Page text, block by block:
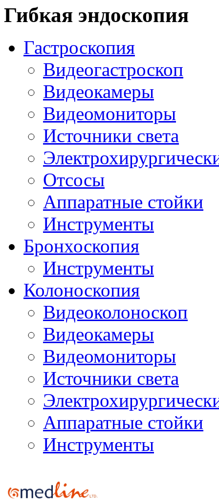
Гибкая эндоскопия
Гастроскопия
Видеогастроскоп
Видеокамеры
Видеомониторы
Источники света
Отсосы
Аппаратные стойки
Инструменты
Бронхоскопия
Инструменты
Колоноскопия
Видеоколоноскоп
Видеокамеры
Видеомониторы
Источники света
Аппаратные стойки
Инструменты